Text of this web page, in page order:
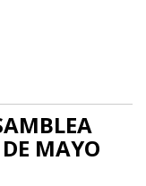
MAYO